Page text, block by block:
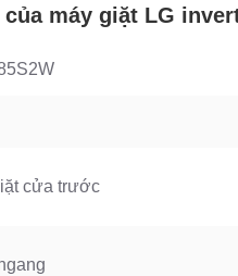
máy giặt LG
cửa trước